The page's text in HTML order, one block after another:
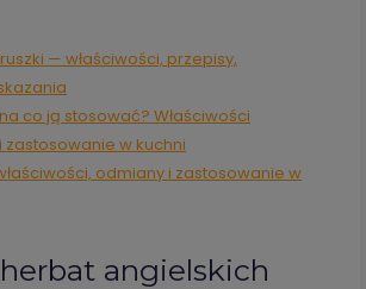
— właściwości, przepisy,
co ją stosować? Właściwości
zastosowanie w kuchni
odmiany i zastosowanie w
angielskich